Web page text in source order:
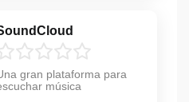
gran plataforma para
música